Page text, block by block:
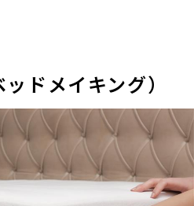
ドメイキング）